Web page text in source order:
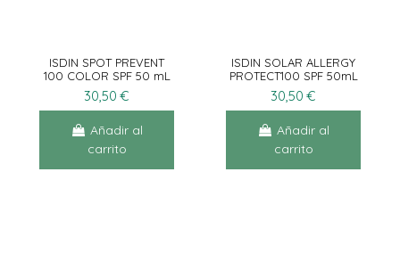
ISDIN SPOT PREVENT
100 COLOR SPF 50 mL
30,50 €
Añadir al
carrito
ISDIN SOLAR ALLERGY
PROTECT100 SPF 50mL
30,50 €
Añadir al
carrito